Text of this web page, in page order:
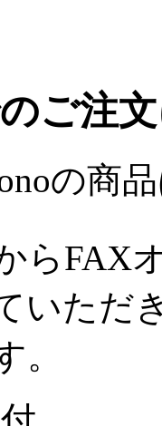
ご注
の商
らFAX
いただ
。